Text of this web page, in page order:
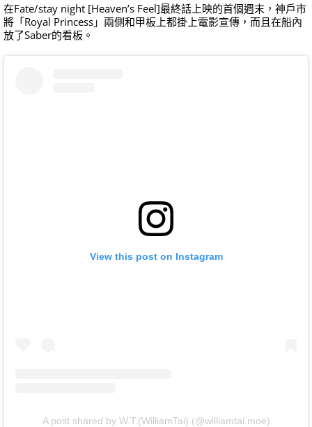
在Fate/stay night [Heaven’s Feel]最終話上映的首個週末，神戶市
將「Royal Princess」兩側和甲板上都掛上電影宣傳，而且在船內
放了Saber的看板。
View this post on Instagram
A post shared by W.T.(WilliamTai) (@williamtai.moe)